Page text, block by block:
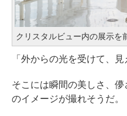
クリスタルビュー内の展示を
「外からの光を受けて、見
そこには瞬間の美しさ、
のイメージが撮れそうだ。